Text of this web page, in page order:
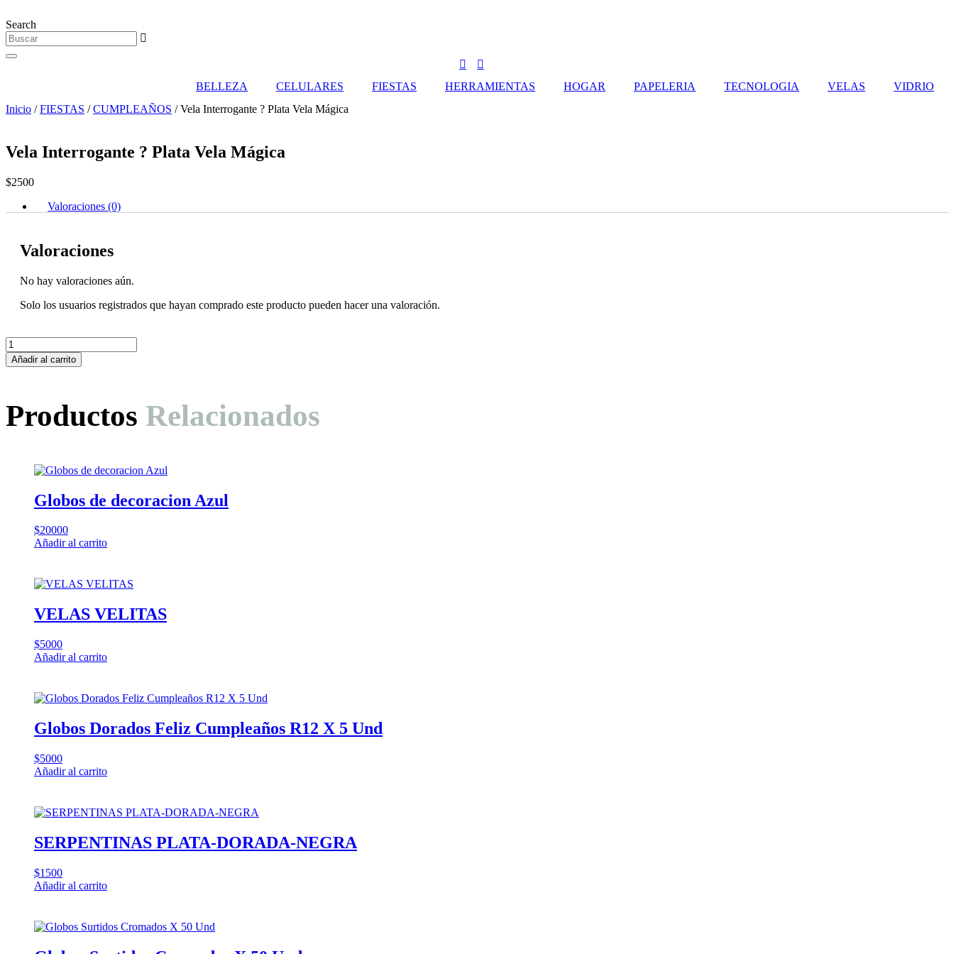
al
contenido
Search
BELLEZA CELULARES FIESTAS HERRAMIENTAS HOGAR PAPELERIA TECNOLOGIA VELAS
VIDRIO
Inicio /FIESTAS /CUMPLEAÑOS / Vela Interrogante ? Plata Vela Mágica
Vela Interrogante ? Plata Vela Mágica
$2500
Valoraciones (0)
Valoraciones
No hay valoraciones aún.
Solo los usuarios registrados que hayan comprado este producto pueden hacer una valoración.
Vela
Interrogante
?
Mágica
cantidad
Añadir al carrito
Productos Relacionados
Globos de decoracion Azul
$20000
Añadir al carrito
VELAS VELITAS
$5000
Añadir al carrito
Globos Dorados Feliz Cumpleaños R12 X 5 Und
$5000
Añadir al carrito
SERPENTINAS PLATA-DORADA-NEGRA
$1500
Añadir al carrito